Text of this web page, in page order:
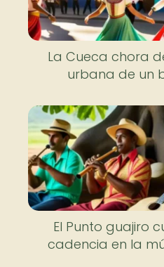
La Cueca chora
urbana de un
El Punto guajiro
cadencia en la